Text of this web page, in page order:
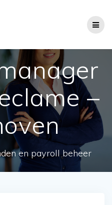
–
en payroll beheer